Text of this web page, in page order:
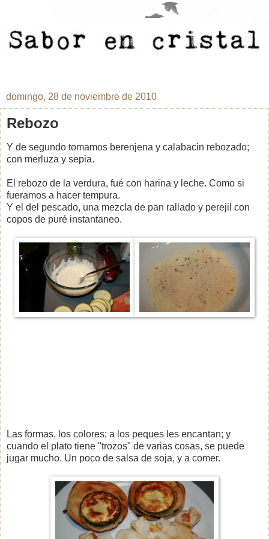
domingo, 28 de noviembre de 2010
Rebozo
Y de segundo tomamos berenjena y calabacin rebozado;
con merluza y sepia.
El rebozo de la verdura, fué con harina y leche. Como si
fueramos a hacer tempura.
Y el del pescado, una mezcla de pan rallado y perejil con
copos de puré instantaneo.
Las formas, los colores; a los peques les encantan; y
cuando el plato tiene "trozos" de varias cosas, se puede
jugar mucho. Un poco de salsa de soja, y a comer.